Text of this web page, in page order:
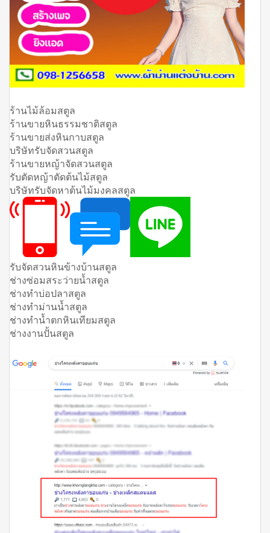
ร้านไม้ล้อมสตูล
ร้านขายหินธรรมชาติสตูล
ร้านขายส่งหินกาบสตูล
บริษัทรับจัดสวนสตูล
ร้านขายหญ้าจัดสวนสตูล
รับตัดหญ้าตัดต้นไม้สตูล
บริษัทรับจัดหาต้นไม้มงคลสตูล
รับจัดสวนหินข้างบ้านสตูล
ช่างซ่อมสระว่ายน้ำสตูล
ช่างทำบ่อปลาสตูล
ช่างทำม่านน้ำสตูล
ช่างทำน้ำตกหินเทียมสตูล
ช่างงานปั้นสตูล